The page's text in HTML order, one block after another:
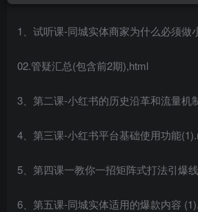
1、试听课-同城实体商家为什么必须做
02.管疑汇总(包含前2期),html
3、第二课-小红书的历史沿革和流量机
4、第三课-小红书平台基础使用功能
5、第四课一教你一招矩阵式打法引爆
6、第五课-同城实体适用的爆款内容